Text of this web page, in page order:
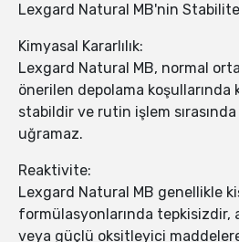
Lexgard Natural MB'nin
Kimyasal Kararlılık:
Lexgard Natural MB, normal
önerilen depolama koşullarında
stabildir ve rutin işlem
uğramaz.
Reaktivite:
Lexgard Natural MB genellikle
formülasyonlarında tepkisizdir,
veya güçlü oksitleyici